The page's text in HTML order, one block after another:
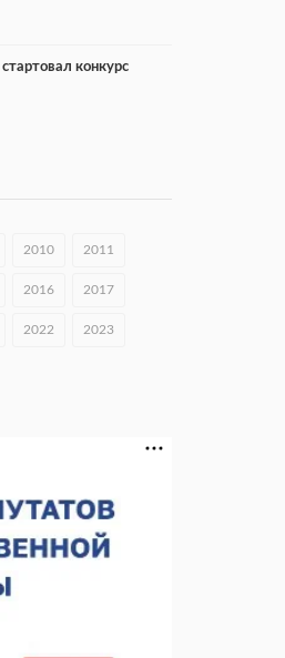
конкурс
с Кара-Кулем и
фестиваль «Семья
На
прошел необычный
2010 2011
2016 2017
2022 2023